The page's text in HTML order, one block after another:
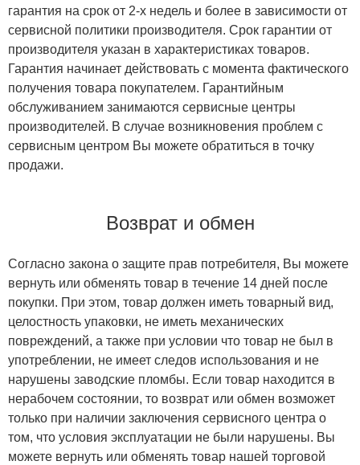
гарантия на срок от 2-х недель и более в зависимости от
сервисной политики производителя. Срок гарантии от
производителя указан в характеристиках товаров.
Гарантия начинает действовать с момента фактического
получения товара покупателем. Гарантийным
обслуживанием занимаются сервисные центры
производителей. В случае возникновения проблем с
сервисным центром Вы можете обратиться в точку
продажи.
Возврат и обмен
Согласно закона о защите прав потребителя, Вы можете
вернуть или обменять товар в течение 14 дней после
покупки. При этом, товар должен иметь товарный вид,
целостность упаковки, не иметь механических
повреждений, а также при условии что товар не был в
употреблении, не имеет следов использования и не
нарушены заводские пломбы. Если товар находится в
нерабочем состоянии, то возврат или обмен возможет
только при наличии заключения сервисного центра о
том, что условия эксплуатации не были нарушены. Вы
можете вернуть или обменять товар нашей торговой